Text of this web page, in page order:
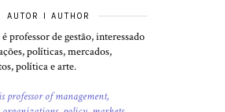
AUTOR I AUTHOR
é professor de gestão, interessado
políticas, mercados,
política e arte.
is professor of management,